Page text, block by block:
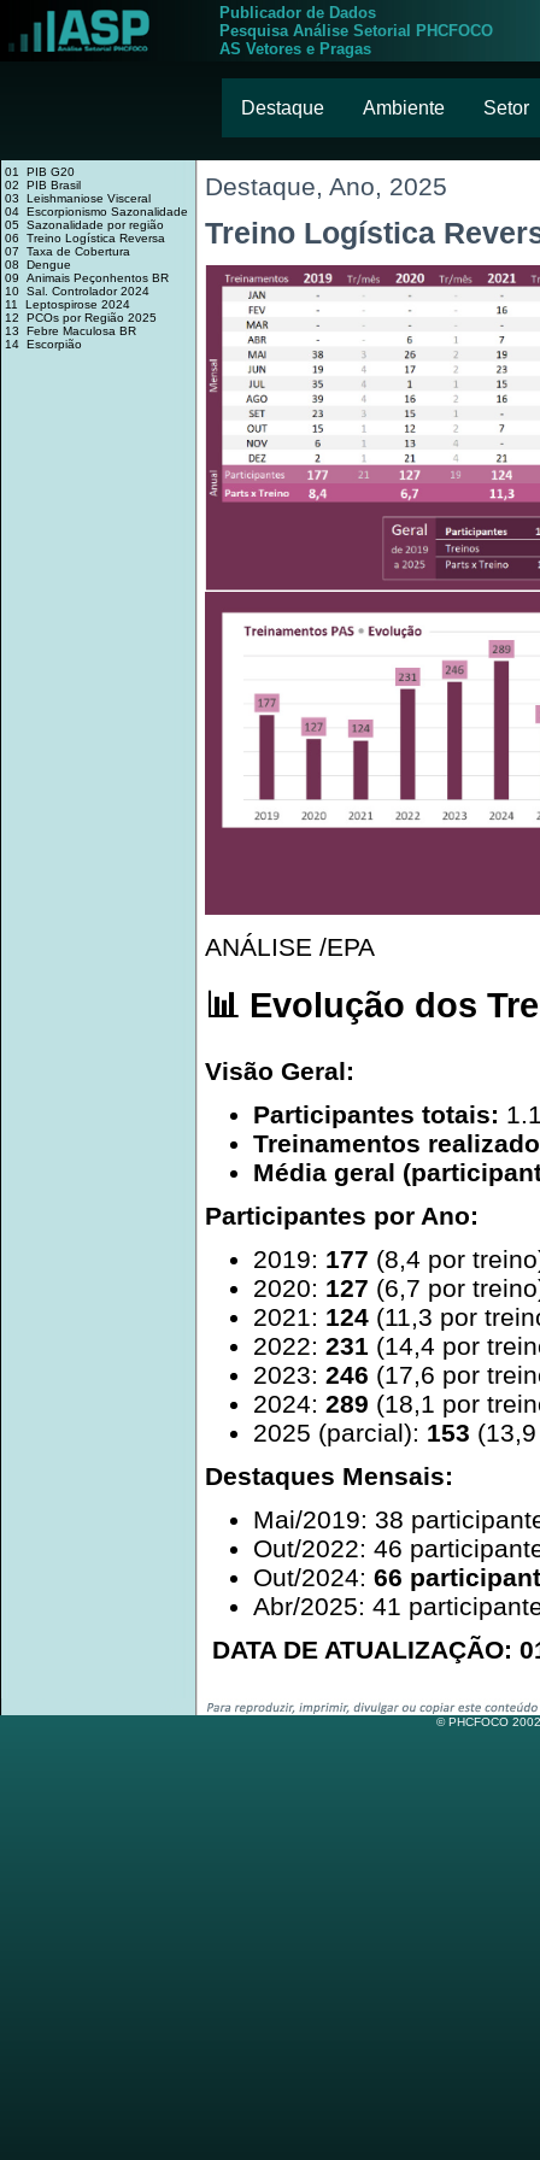
Publicador de Dados
Pesquisa Análise Setorial PHCFOCO
AS Vetores e Pragas
Destaque Ambiente Setor
01 PIB G20
02 PIB Brasil
03 Leishmaniose Visceral
04 Escorpionismo Sazonalidade
05 Sazonalidade por região
06 Treino Logística Reversa
07 Taxa de Cobertura
08 Dengue
09 Animais Peçonhentos BR
10 Sal. Controlador 2024
11 Leptospirose 2024
12 PCOs por Região 2025
13 Febre Maculosa BR
14 Escorpião
Destaque, Ano, 2025
Treino Logística
ANÁLISE /EPA
📊 Evolução dos
Visão Geral:
Participantes totais:
Treinamentos
Média geral
Participantes por Ano:
2019: 177 (8,4 por
2020: 127 (6,7 por
2021: 124 (11,3 por
2022: 231 (14,4 por
2023: 246 (17,6 por
2024: 289 (18,1 por
2025 (parcial): 153
Destaques Mensais:
Mai/2019: 38
Out/2022: 46
Out/2024: 66
Abr/2025: 41
DATA DE ATUALIZAÇÃO:
© PHCFOCO